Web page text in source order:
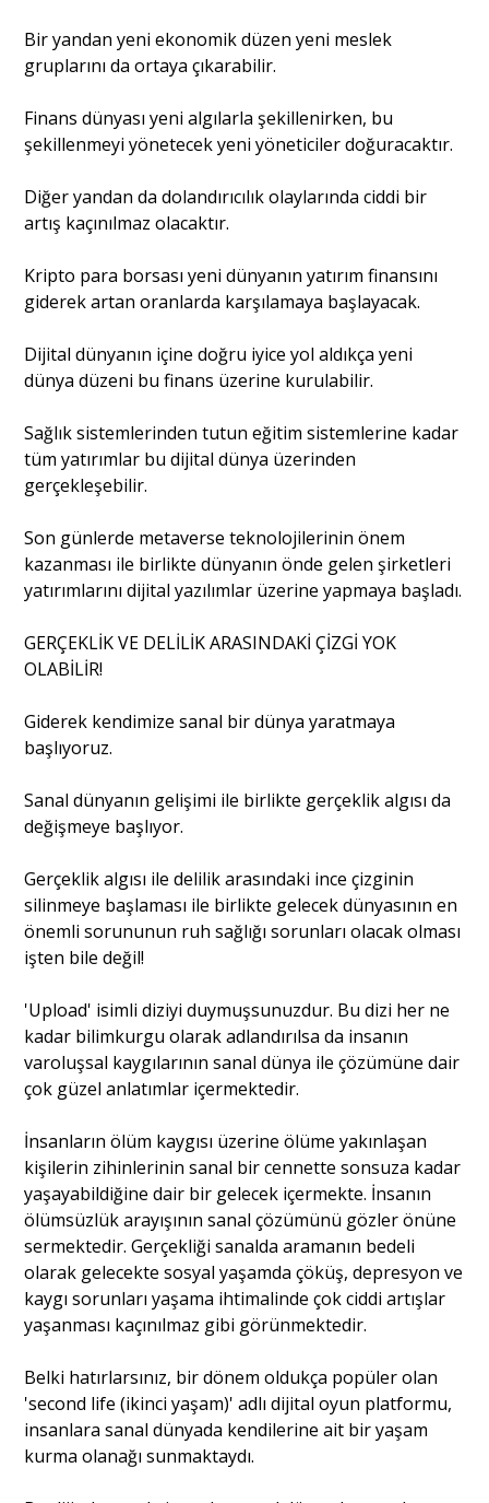
Bir yandan yeni ekonomik düzen yeni meslek
gruplarını da ortaya çıkarabilir.
Finans dünyası yeni algılarla şekillenirken, bu
şekillenmeyi yönetecek yeni yöneticiler doğuracaktır.
Diğer yandan da dolandırıcılık olaylarında ciddi bir
artış kaçınılmaz olacaktır.
Kripto para borsası yeni dünyanın yatırım finansını
giderek artan oranlarda karşılamaya başlayacak.
Dijital dünyanın içine doğru iyice yol aldıkça yeni
dünya düzeni bu finans üzerine kurulabilir.
Sağlık sistemlerinden tutun eğitim sistemlerine kadar
tüm yatırımlar bu dijital dünya üzerinden
gerçekleşebilir.
Son günlerde metaverse teknolojilerinin önem
kazanması ile birlikte dünyanın önde gelen şirketleri
yatırımlarını dijital yazılımlar üzerine yapmaya başladı.
GERÇEKLİK VE DELİLİK ARASINDAKİ ÇİZGİ YOK
OLABİLİR!
Giderek kendimize sanal bir dünya yaratmaya
başlıyoruz.
Sanal dünyanın gelişimi ile birlikte gerçeklik algısı da
değişmeye başlıyor.
Gerçeklik algısı ile delilik arasındaki ince çizginin
silinmeye başlaması ile birlikte gelecek dünyasının en
önemli sorununun ruh sağlığı sorunları olacak olması
işten bile değil!
'Upload' isimli diziyi duymuşsunuzdur. Bu dizi her ne
kadar bilimkurgu olarak adlandırılsa da insanın
varoluşsal kaygılarının sanal dünya ile çözümüne dair
çok güzel anlatımlar içermektedir.
İnsanların ölüm kaygısı üzerine ölüme yakınlaşan
kişilerin zihinlerinin sanal bir cennette sonsuza kadar
yaşayabildiğine dair bir gelecek içermekte. İnsanın
ölümsüzlük arayışının sanal çözümünü gözler önüne
sermektedir. Gerçekliği sanalda aramanın bedeli
olarak gelecekte sosyal yaşamda çöküş, depresyon ve
kaygı sorunları yaşama ihtimalinde çok ciddi artışlar
yaşanması kaçınılmaz gibi görünmektedir.
Belki hatırlarsınız, bir dönem oldukça popüler olan
'second life (ikinci yaşam)' adlı dijital oyun platformu,
insanlara sanal dünyada kendilerine ait bir yaşam
kurma olanağı sunmaktaydı.